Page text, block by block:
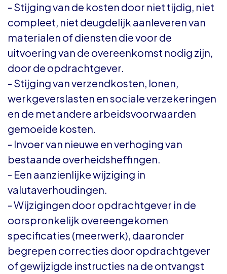
- Stijging van de kosten door niet tijdig, niet
compleet, niet deugdelijk aanleveren van
materialen of diensten die voor de
uitvoering van de overeenkomst nodig zijn,
door de opdrachtgever.
- Stijging van verzendkosten, lonen,
werkgeverslasten en sociale verzekeringen
en de met andere arbeidsvoorwaarden
gemoeide kosten.
- Invoer van nieuwe en verhoging van
bestaande overheidsheffingen.
- Een aanzienlijke wijziging in
valutaverhoudingen.
- Wijzigingen door opdrachtgever in de
oorspronkelijk overeengekomen
specificaties (meerwerk), daaronder
begrepen correcties door opdrachtgever
of gewijzigde instructies na de ontvangst